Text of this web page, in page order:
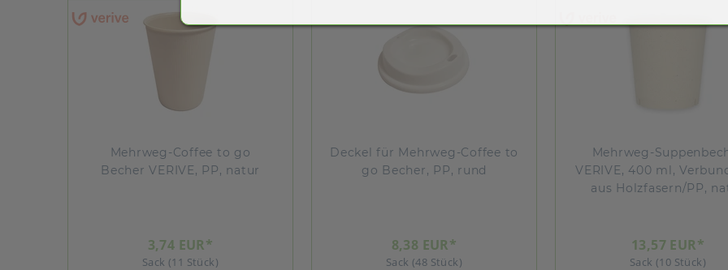
Mehrweg-Coffee to go
Becher VERIVE, PP, natur
3,74 EUR*
Sack (11 Stück)
Deckel für Mehrweg-Coffee to
go Becher, PP, rund
8,38 EUR*
Sack (48 Stück)
Mehrweg-
VERIVE, 400 ml,
aus Holzfasern/PP,
13,57 EUR*
Sack (10 Stück)